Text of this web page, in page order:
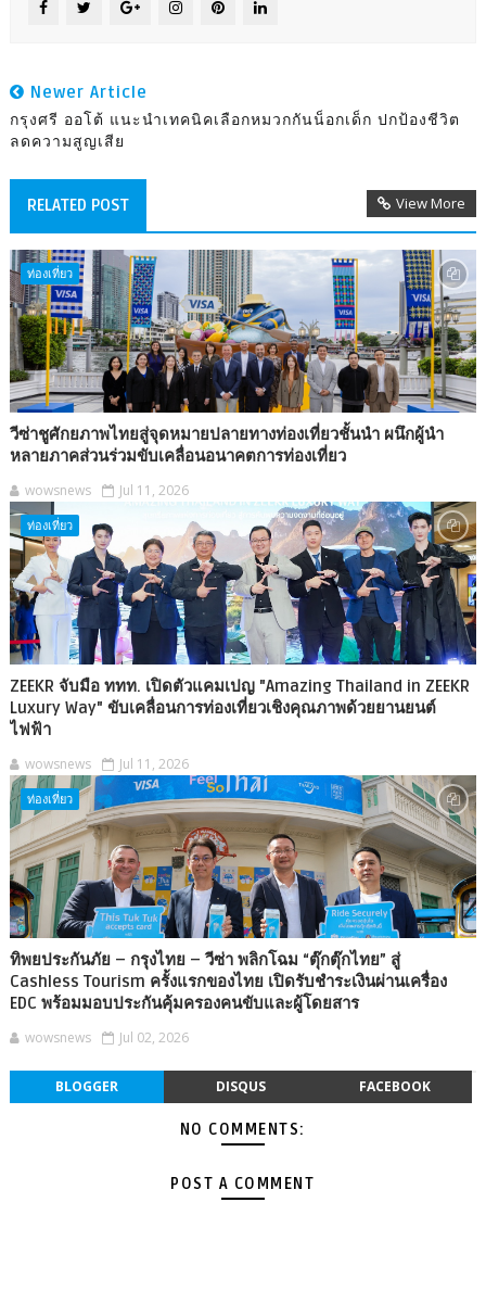
Newer Article
กรุงศรี ออโต้ แนะนำเทคนิคเลือกหมวกกันน็อกเด็ก ปกป้องชีวิต
ลดความสูญเสีย
RELATED POST View More
ท่องเที่ยว
วีซ่าชูศักยภาพไทยสู่จุดหมายปลายทางท่องเที่ยวชั้นนำ ผนึกผู้นำ
หลายภาคส่วนร่วมขับเคลื่อนอนาคตการท่องเที่ยว
wowsnews Jul 11, 2026
ท่องเที่ยว
ZEEKR จับมือ ททท. เปิดตัวแคมเปญ "Amazing Thailand in ZEEKR
Luxury Way" ขับเคลื่อนการท่องเที่ยวเชิงคุณภาพด้วยยานยนต์
ไฟฟ้า
wowsnews Jul 11, 2026
ท่องเที่ยว
ทิพยประกันภัย – กรุงไทย – วีซ่า พลิกโฉม “ตุ๊กตุ๊กไทย” สู่
Cashless Tourism ครั้งแรกของไทย เปิดรับชำระเงินผ่านเครื่อง
EDC พร้อมมอบประกันคุ้มครองคนขับและผู้โดยสาร
wowsnews Jul 02, 2026
BLOGGER DISQUS FACEBOOK
NO COMMENTS:
POST A COMMENT